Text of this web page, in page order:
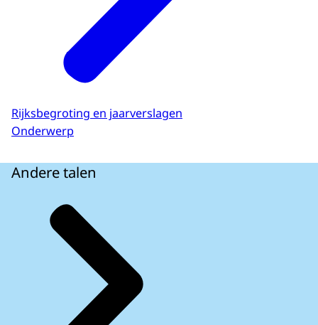
Rijksbegroting en jaarverslagen
Onderwerp
Andere talen